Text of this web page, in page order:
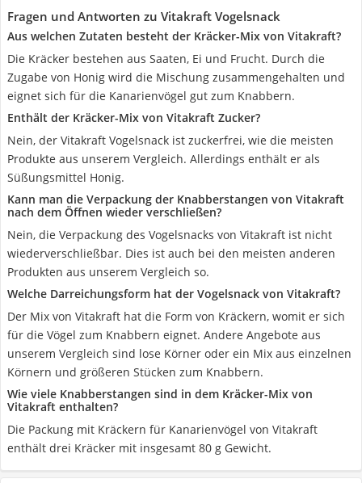
Fragen und Antworten zu Vitakraft Vogelsnack
Aus welchen Zutaten besteht der Kräcker-Mix von Vitakraft?
Die Kräcker bestehen aus Saaten, Ei und Frucht. Durch die
Zugabe von Honig wird die Mischung zusammengehalten und
eignet sich für die Kanarienvögel gut zum Knabbern.
Enthält der Kräcker-Mix von Vitakraft Zucker?
Nein, der Vitakraft Vogelsnack ist zuckerfrei, wie die meisten
Produkte aus unserem Vergleich. Allerdings enthält er als
Süßungsmittel Honig.
Kann man die Verpackung der Knabberstangen von Vitakraft
nach dem Öffnen wieder verschließen?
Nein, die Verpackung des Vogelsnacks von Vitakraft ist nicht
wiederverschließbar. Dies ist auch bei den meisten anderen
Produkten aus unserem Vergleich so.
Welche Darreichungsform hat der Vogelsnack von Vitakraft?
Der Mix von Vitakraft hat die Form von Kräckern, womit er sich
für die Vögel zum Knabbern eignet. Andere Angebote aus
unserem Vergleich sind lose Körner oder ein Mix aus einzelnen
Körnern und größeren Stücken zum Knabbern.
Wie viele Knabberstangen sind in dem Kräcker-Mix von
Vitakraft enthalten?
Die Packung mit Kräckern für Kanarienvögel von Vitakraft
enthält drei Kräcker mit insgesamt 80 g Gewicht.